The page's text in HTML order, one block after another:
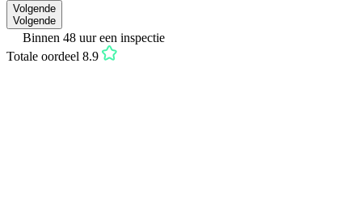
Volgende
Volgende
Binnen 48 uur een inspectie
Totale oordeel 8.9